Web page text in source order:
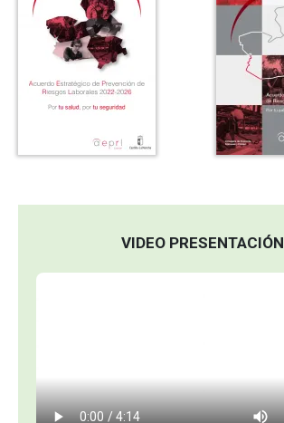
VIDEO PRESENTACIÓN